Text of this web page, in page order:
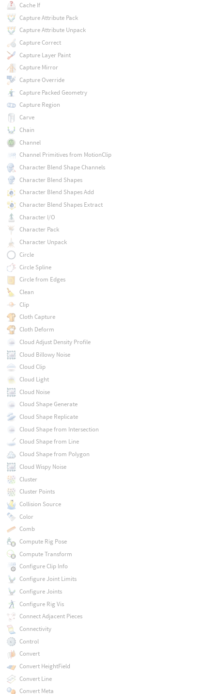
Cache If
Capture Attribute Pack
Capture Attribute Unpack
Capture Correct
Capture Layer Paint
Capture Mirror
Capture Override
Capture Packed Geometry
Capture Region
Carve
Chain
Channel
Channel Primitives from MotionClip
Character Blend Shape Channels
Character Blend Shapes
Character Blend Shapes Add
Character Blend Shapes Extract
Character I/O
Character Pack
Character Unpack
Circle
Circle Spline
Circle from Edges
Clean
Clip
Cloth Capture
Cloth Deform
Cloud Adjust Density Profile
Cloud Billowy Noise
Cloud Clip
Cloud Light
Cloud Noise
Cloud Shape Generate
Cloud Shape Replicate
Cloud Shape from Intersection
Cloud Shape from Line
Cloud Shape from Polygon
Cloud Wispy Noise
Cluster
Cluster Points
Collision Source
Color
Comb
Compute Rig Pose
Compute Transform
Configure Clip Info
Configure Joint Limits
Configure Joints
Configure Rig Vis
Connect Adjacent Pieces
Connectivity
Control
Convert
Convert HeightField
Convert Line
Convert Meta